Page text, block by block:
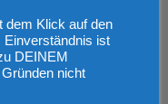
dem Klick auf den
Einverständnis ist
DEINEM
nicht